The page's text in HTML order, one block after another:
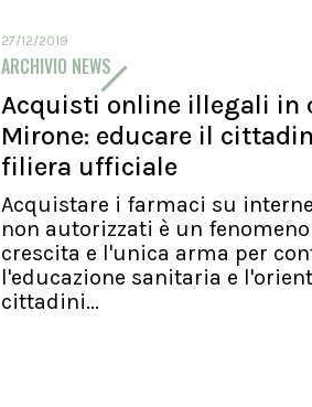
27/12/2019
ARCHIVIO NEWS
Acquisti online illegali in
Mirone: educare il
filiera ufficiale
Acquistare i farmaci su
non autorizzati è un
crescita e l'unica arma per
l'educazione sanitaria e
cittadini...